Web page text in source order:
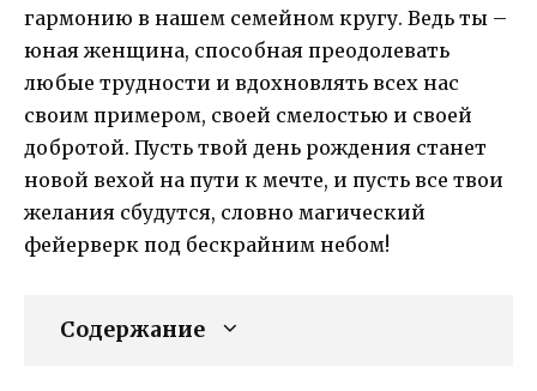
гармонию в нашем семейном кругу. Ведь ты –
юная женщина, способная преодолевать
любые трудности и вдохновлять всех нас
своим примером, своей смелостью и своей
добротой. Пусть твой день рождения станет
новой вехой на пути к мечте, и пусть все твои
желания сбудутся, словно магический
фейерверк под бескрайним небом!
Содержание